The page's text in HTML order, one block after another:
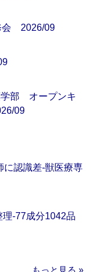
会 2026/09
部 オープンキ
09
に認識差‐獣医療専
‐77成分1042品